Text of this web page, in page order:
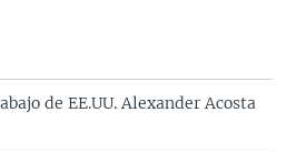
de EE.UU. Alexander Acosta